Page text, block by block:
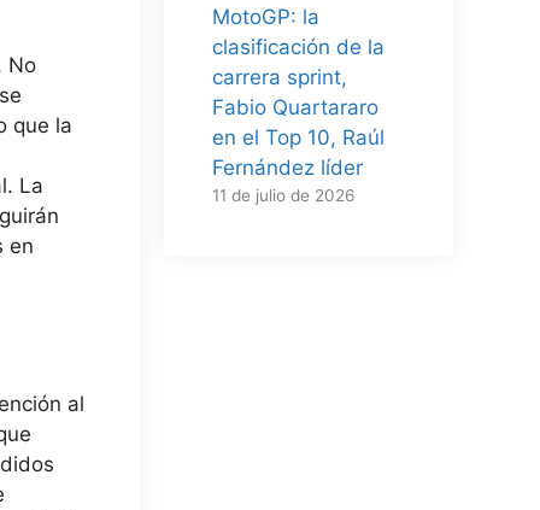
No
que la
La
en
al
MotoGP: la
clasificación de la
carrera sprint,
Fabio Quartararo
en el Top 10, Raúl
Fernández líder
11 de julio de 2026